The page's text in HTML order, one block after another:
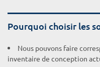
Pourquoi choisir les
Nous pouvons faire
inventaire de conception